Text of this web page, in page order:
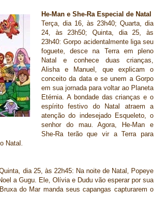
He-Man e She-Ra Especial de Natal
Terça, dia 16, às 23h40; Quarta, dia
24, às 23h50; Quinta, dia 25, às
23h40: Gorpo acidentalmente liga seu
foguete, desce na Terra em pleno
Natal e conhece duas crianças,
Alisha e Manuel, que explicam o
conceito da data e se unem a Gorpo
em sua jornada para voltar ao Planeta
Etérnia. A bondade das crianças e o
espírito festivo do Natal atraem a
atenção do indesejado Esqueleto, o
senhor do mau. Agora, He-Man e
She-Ra terão que vir a Terra para
Natal.
dia 25, às 22h45: Na noite de Natal, Popeye
a Gugu. Ele, Olívia e Dudu vão esperar por sua
do Mar manda seus capangas capturarem o